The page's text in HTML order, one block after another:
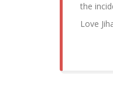
the
Love